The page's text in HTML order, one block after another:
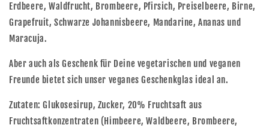
Erdbeere, Waldfrucht, Brombeere, Pfirsich, Preiselbeere, Birne,
Grapefruit, Schwarze Johannisbeere, Mandarine, Ananas und
Maracuja.
Aber auch als Geschenk für Deine vegetarischen und veganen
Freunde bietet sich unser veganes Geschenkglas ideal an.
Zutaten: Glukosesirup, Zucker, 20% Fruchtsaft aus
Fruchtsaftkonzentraten (Himbeere, Waldbeere, Brombeere,